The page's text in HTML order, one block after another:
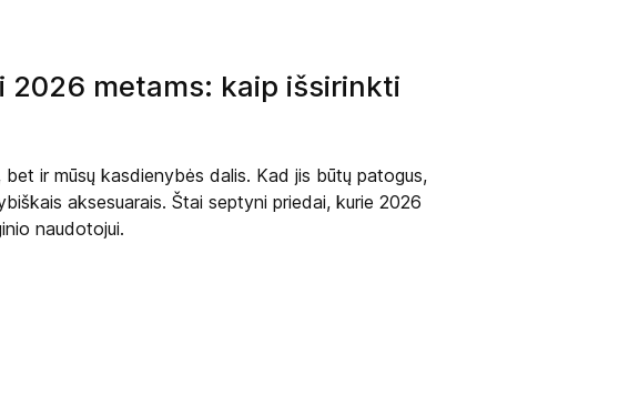
metams: kaip išsirinkti
ir mūsų kasdienybės dalis. Kad jis būtų patogus,
aksesuarais. Štai septyni priedai, kurie 2026
naudotojui.